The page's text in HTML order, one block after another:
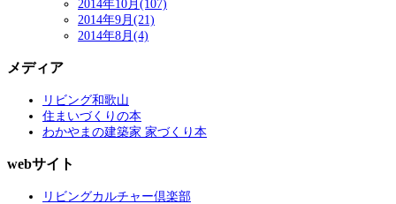
2014年10月(107)
2014年9月(21)
2014年8月(4)
メディア
リビング和歌山
住まいづくりの本
わかやまの建築家 家づくり本
webサイト
リビングカルチャー倶楽部